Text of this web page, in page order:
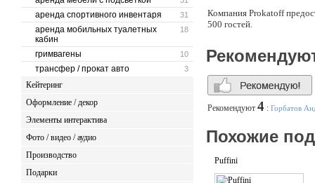
31
аренда спортивного инвентаря
18
аренда мобильных туалетных
кабин
10
гримвагены
3
трансфер / прокат авто
Кейтеринг
Оформление / декор
Элементы интерактива
Фото / видео / аудио
Производство
Подарки
Компания Prokatoff
500 гостей.
Рекомендуют 4 : Горбатов
Похожие
Puffini